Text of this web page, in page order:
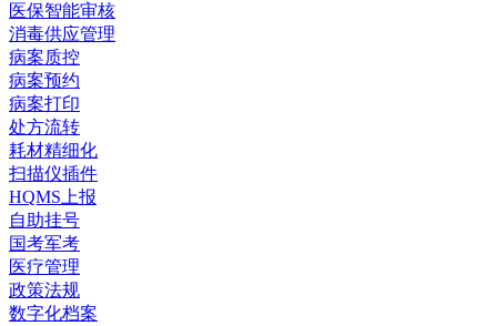
医保智能审核
消毒供应管理
病案质控
病案预约
病案打印
处方流转
耗材精细化
扫描仪插件
HQMS上报
自助挂号
国考军考
医疗管理
政策法规
数字化档案